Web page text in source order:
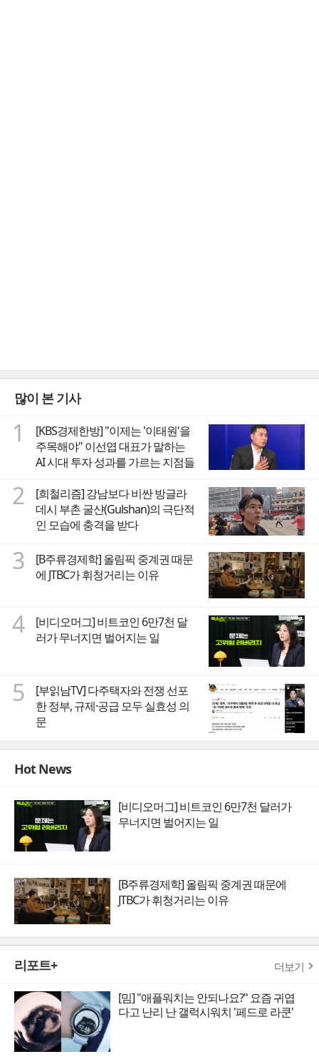
많이 본 기사
1
[KBS경제한방] "이제는 '이태원'을
주목해야" 이선엽 대표가 말하는
AI 시대 투자 성과를 가르는 지점들
2
[희철리즘] 강남보다 비싼 방글라
데시 부촌 굴샨(Gulshan)의 극단적
인 모습에 충격을 받다
3
[B주류경제학] 올림픽 중계권 때문
에 JTBC가 휘청거리는 이유
4
[비디오머그] 비트코인 6만7천 달
러가 무너지면 벌어지는 일
5
[부읽남TV] 다주택자와 전쟁 선포
한 정부, 규제·공급 모두 실효성 의
문
Hot News
[비디오머그] 비트코인 6만7천 달러가
무너지면 벌어지는 일
[B주류경제학] 올림픽 중계권 때문에
JTBC가 휘청거리는 이유
리포트+ 더보기
[밈] "애플워치는 안되나요?" 요즘 귀엽
다고 난리 난 갤럭시워치 '페드로 라쿤'